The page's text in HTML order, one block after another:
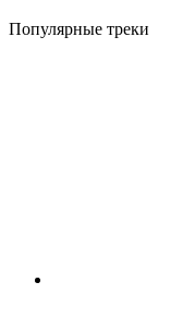
Популярные треки